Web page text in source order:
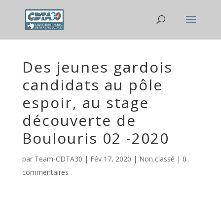
Des jeunes gardois
candidats au pôle
espoir, au stage
découverte de
Boulouris 02 -2020
par Team-CDTA30 | Fév 17, 2020 | Non classé | 0
commentaires